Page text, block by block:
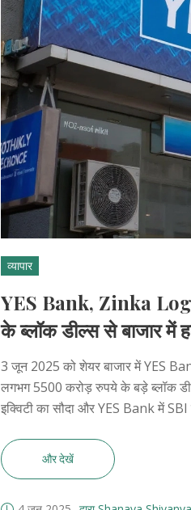
व्यापार
YES Bank, Zinka
के ब्लॉक डील्स से बाजार में
3 जून 2025 को शेयर बाजार में YES
लगभग 5500 करोड़ रुपये के बड़े ब्लॉक
इक्विटी का सौदा और YES Bank में SBI
और देखें